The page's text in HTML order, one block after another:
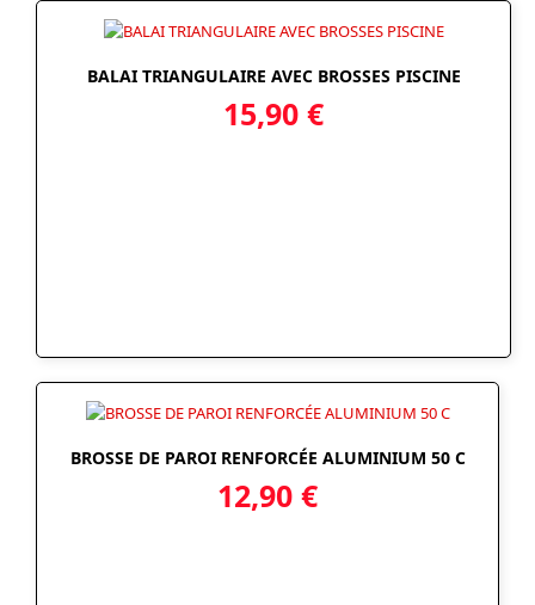
BALAI TRIANGULAIRE AVEC BROSSES PISCINE
15,90 €
BROSSE DE PAROI RENFORCÉE ALUMINIUM 50 C
12,90 €